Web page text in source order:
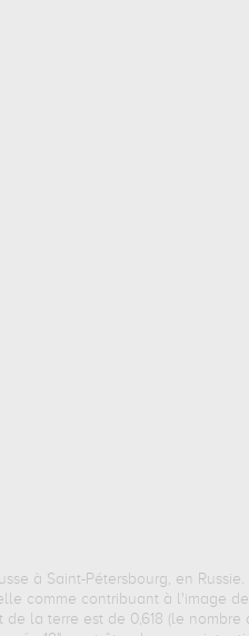
à Saint-Pétersbourg, en
comme contribuant à l'image
la terre est de 0,618 (le nombre